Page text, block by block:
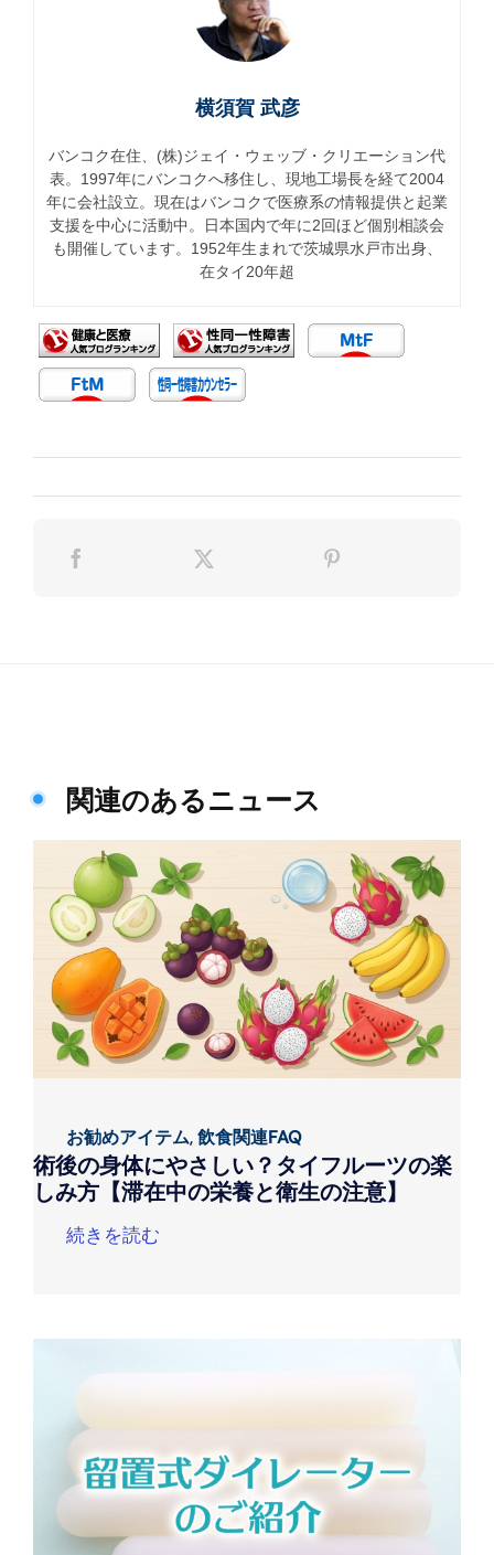
横須賀 武彦
バンコク在住、(株)ジェイ・ウェッブ・クリエーション代
表。1997年にバンコクへ移住し、現地工場長を経て2004
年に会社設立。現在はバンコクで医療系の情報提供と起業
支援を中心に活動中。日本国内で年に2回ほど個別相談会
も開催しています。1952年生まれで茨城県水戸市出身、
在タイ20年超
関連のあるニュース
お勧めアイテム,飲食関連FAQ
術後の身体にやさしい？タイフルーツの楽
しみ方【滞在中の栄養と衛生の注意】
続きを読む